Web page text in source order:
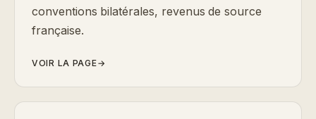
conventions bilatérales, revenus de source
française.
VOIR LA PAGE→